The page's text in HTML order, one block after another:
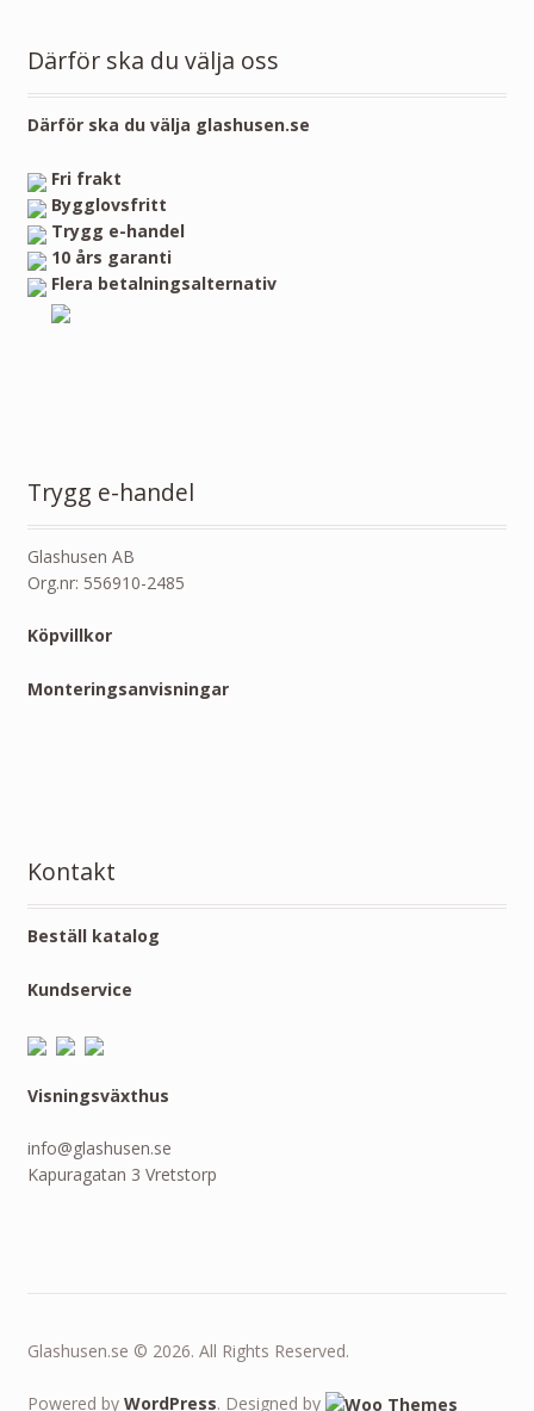
Därför ska du välja oss
Därför ska du välja glashusen.se
Fri frakt
Bygglovsfritt
Trygg e-handel
10 års garanti
Flera betalningsalternativ
Trygg e-handel
Glashusen AB
Org.nr: 556910-2485
Köpvillkor
Monteringsanvisningar
Kontakt
Beställ katalog
Kundservice
Visningsväxthus
info@glashusen.se
Kapuragatan 3 Vretstorp
Glashusen.se © 2026. All Rights Reserved.
Powered by WordPress. Designed by